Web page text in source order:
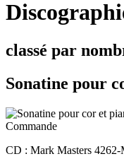
classé par
Sonatine pour
Commande
CD : Mark Masters